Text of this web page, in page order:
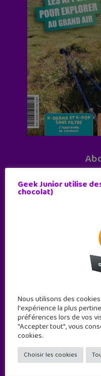
Geek Junior est le
à destination des
Geek Junior utilise
chocolat)
Nous utilisons des
l'expérience la plus
préférences lors de vos
"Accepter tout", vous
cookies.
Choisir les cookies